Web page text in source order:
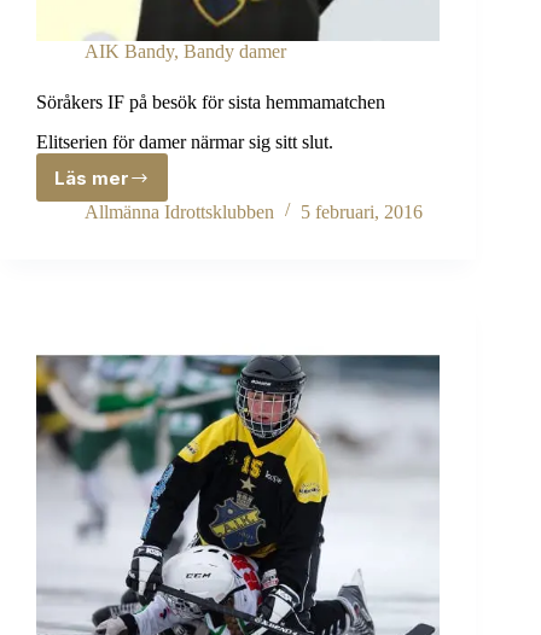
AIK Bandy, Bandy damer
Söråkers IF på besök för sista hemmamatchen
Elitserien för damer närmar sig sitt slut.
Läs merSöråkers
IF
Allmänna Idrottsklubben 5 februari, 2016